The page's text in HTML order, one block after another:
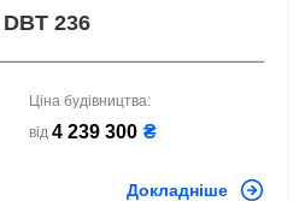
DBT 236
Ціна будівництва:
від 4 239 300 ₴
Докладніше